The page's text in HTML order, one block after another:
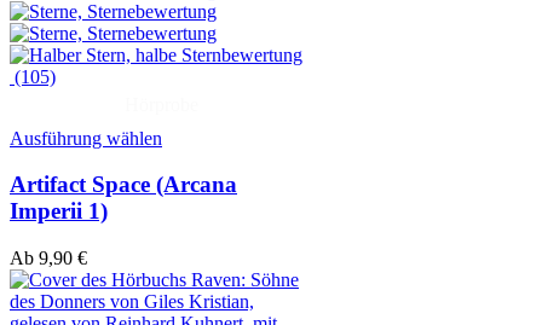
(105)
Ausführung wählen
Artifact Space (Arcana
Imperii 1)
Ab 9,90 €